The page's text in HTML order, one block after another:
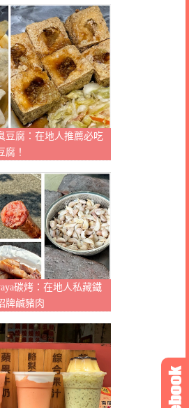
豆腐：在地人推薦必吃
腐！
碳烤：在地人私藏鐵
牌鹹豬肉